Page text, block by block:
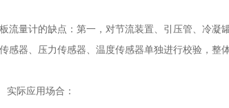
量计的缺点：第一，对节流装置、引压管、冷凝
感器、压力传感器、温度传感器单独进行校验，整
际应用场合：